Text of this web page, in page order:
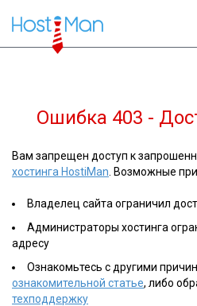
Ошибка 403 -
Вам запрещен доступ к
хостинга HostiMan . Возможные
Владелец сайта ограничил
Администраторы хостинга
адресу
Ознакомьтесь с другими
ознакомительной статье, либо
техподдержку